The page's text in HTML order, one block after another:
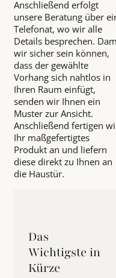
Anschließend erfolgt
unsere Beratung über
Telefonat, wo wir alle
Details besprechen.
wir sicher sein können,
dass der gewählte
Vorhang sich nahtlos in
Ihren Raum einfügt,
senden wir Ihnen ein
Muster zur Ansicht.
Anschließend fertigen
Ihr maßgefertigtes
Produkt an und liefern
diese direkt zu Ihnen an
die Haustür.
Das
Wichtigste in
Kürze